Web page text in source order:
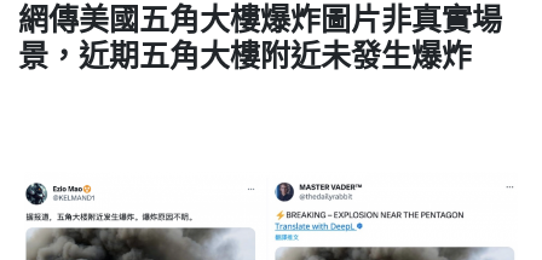
網傳美國五角大樓爆炸圖片非真實場
景，近期五角大樓附近未發生爆炸